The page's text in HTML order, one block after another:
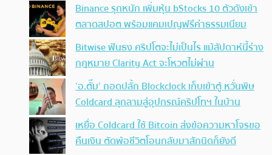
Binance รุกหนัก เพิ่มหุ้น bStocks 10 ตัวดังเข้า
ตลาดสปอต พร้อมแคมเปญฟรีค่าธรรมเนียม
Bitwise ฟันธง คริปโตจะไม่เป็นไร แม้สัปดาห์นี้ร่าง
กฎหมาย Clarity Act จะโหวตไม่ผ่าน
‘อ.ตั๊ม’ ถอดปลั้ก Blockclock เก็บเข้าตู้ หวั่นพิษ
Coldcard ลุกลามสู่อุปกรณ์คริปโทฯ ในบ้าน
เหยื่อ Coldcard ใช้ Bitcoin ส่งข้อความหาโจรขอ
คืนเงิน ตัดพ้อชีวิตโอนกลับมาสักนิดก็ยังดี